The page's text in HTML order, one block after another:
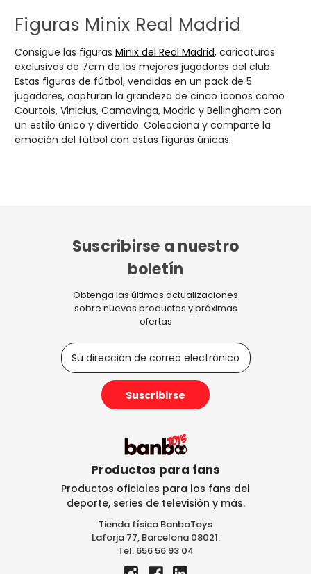
Figuras Minix Real Madrid
Consigue las figuras Minix del Real Madrid, caricaturas
exclusivas de 7cm de los mejores jugadores del club.
Estas figuras de fútbol, vendidas en un pack de 5
jugadores, capturan la grandeza de cinco íconos como
Courtois, Vinicius, Camavinga, Modric y Bellingham con
un estilo único y divertido. Colecciona y comparte la
emoción del fútbol con estas figuras únicas.
Productos para fans
Productos oficiales para los fans del
deporte, series de televisión y más.
Tienda física BanboToys
Laforja 77, Barcelona 08021.
Tel. 656 56 93 04
Suscribirse a nuestro
boletín
Obtenga las últimas actualizaciones
sobre nuevos productos y próximas
ofertas
D
i
e